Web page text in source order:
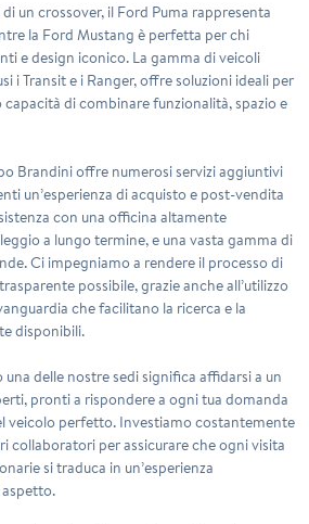
un crossover, il Ford Puma rappresenta
la Ford Mustang è perfetta per chi
e design iconico. La gamma di veicoli
i Transit e i Ranger, offre soluzioni ideali per
capacità di combinare funzionalità, spazio e
Brandini offre numerosi servizi aggiuntivi
un’esperienza di acquisto e post-vendita
con una officina altamente
a lungo termine, e una vasta gamma di
Ci impegniamo a rendere il processo di
possibile, grazie anche all’utilizzo
che facilitano la ricerca e la
disponibili.
una delle nostre sedi significa affidarsi a un
pronti a rispondere a ogni tua domanda
veicolo perfetto. Investiamo costantemente
collaboratori per assicurare che ogni visita
si traduca in un’esperienza